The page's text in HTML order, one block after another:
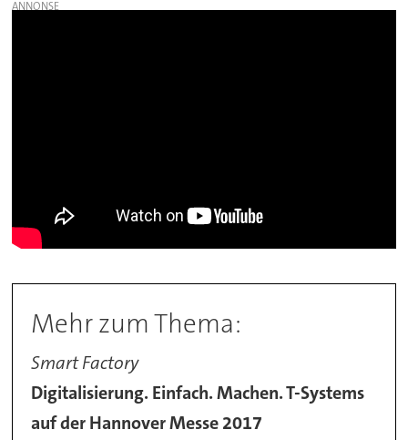
Mehr zum Thema:
Smart Factory
Digitalisierung. Einfach. Machen. T-Systems
auf der Hannover Messe 2017